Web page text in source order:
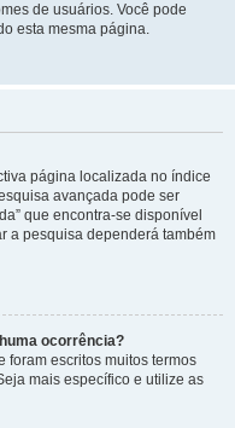
de usuários. Você pode
esta mesma página.
página localizada no índice
avançada pode ser
que encontra-se disponível
a pesquisa dependerá também
ocorrência?
foram escritos muitos termos
mais específico e utilize as